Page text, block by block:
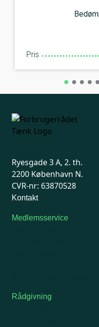
Pris
Ryesgade 3 A, 2. th.
2200 København N.
CVR-nr: 63870528
Kontakt
Medlemsservice
Rådgivning